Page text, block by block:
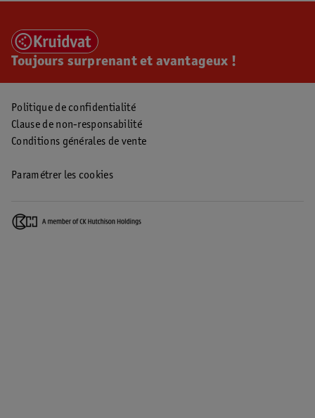
Toujours surprenant et avantageux !
Politique de confidentialité
Clause de non-responsabilité
Conditions générales de vente
Paramétrer les cookies